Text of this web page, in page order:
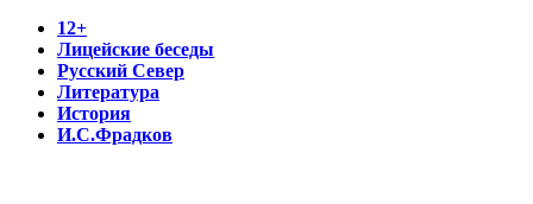
12+
Лицейские беседы
Русский Север
Литература
История
И.С.Фрадков